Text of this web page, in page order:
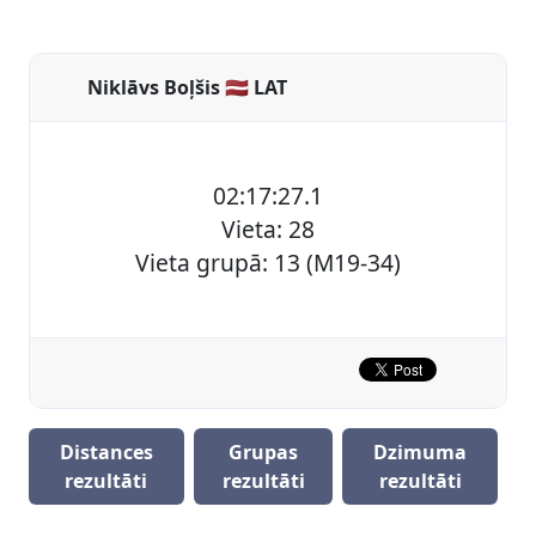
Niklāvs Boļšis 🇱🇻 LAT
02:17:27.1
Vieta: 28
Vieta grupā: 13 (M19-34)
Distances
rezultāti
Grupas
rezultāti
Dzimuma
rezultāti